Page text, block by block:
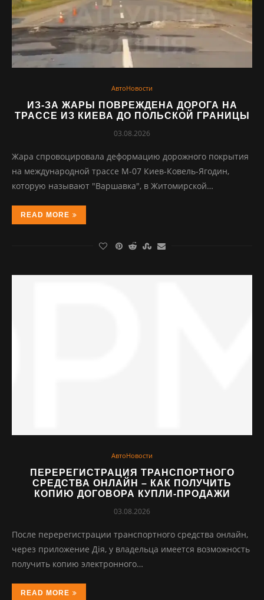
АвтоНовости
ИЗ-ЗА ЖАРЫ ПОВРЕЖДЕНА ДОРОГА НА
ТРАССЕ ИЗ КИЕВА ДО ПОЛЬСКОЙ ГРАНИЦЫ
03.08.2026
Жара спровоцировала деформацию дорожного покрытия
на международной трассе М-07 Киев-Ковель-Ягодин,
которую называют "Варшавка", в Житомирской…
READ MORE
АвтоНовости
ПЕРЕРЕГИСТРАЦИЯ ТРАНСПОРТНОГО
СРЕДСТВА ОНЛАЙН – КАК ПОЛУЧИТЬ
КОПИЮ ДОГОВОРА КУПЛИ-ПРОДАЖИ
03.08.2026
После перерегистрации транспортного средства онлайн,
через приложение Дія, у владельца имеется возможность
получить копию электронного…
READ MORE